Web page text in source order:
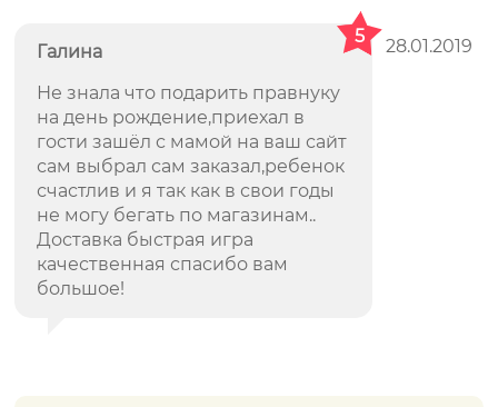
Галина 28.01.2019
5
Не знала что подарить правнуку
на день рождение,приехал в
гости зашёл с мамой на ваш сайт
сам выбрал сам заказал,ребенок
счастлив и я так как в свои годы
не могу бегать по магазинам..
Доставка быстрая игра
качественная спасибо вам
большое!